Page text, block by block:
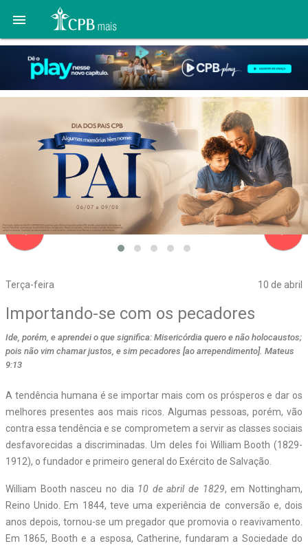

Terça-feira 10 de abril
navigate_before
Importando-se com os pecadores
Ide, porém, e aprendei o que significa: Misericórdia quero e não holocaustos;
pois não vim chamar justos, e sim pecadores [ao arrependimento]. Mateus
9:13
A tendência humana é se importar mais com os prósperos e dar os
melhores presentes aos mais ricos. Algumas pessoas, porém, vão
contra essa tendência e se comprometem a servir as classes sociais
desfavorecidas a discriminadas. Um deles foi William Booth (1829-
1912), o fundador e primeiro general do Exército de Salvação.
William Booth nasceu no dia 10 de abril de 1829, em Nottingham,
Reino Unido. Em 1844, teve uma experiência de conversão e, dois
anos depois, tornou-se um pregador que promovia o reavivamento.
Em 1865, Booth e a esposa, Catherine, fundaram a Sociedade do
navigate_next